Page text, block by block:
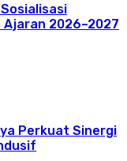
Ajaran 2026–2027
Perkuat Sinergi